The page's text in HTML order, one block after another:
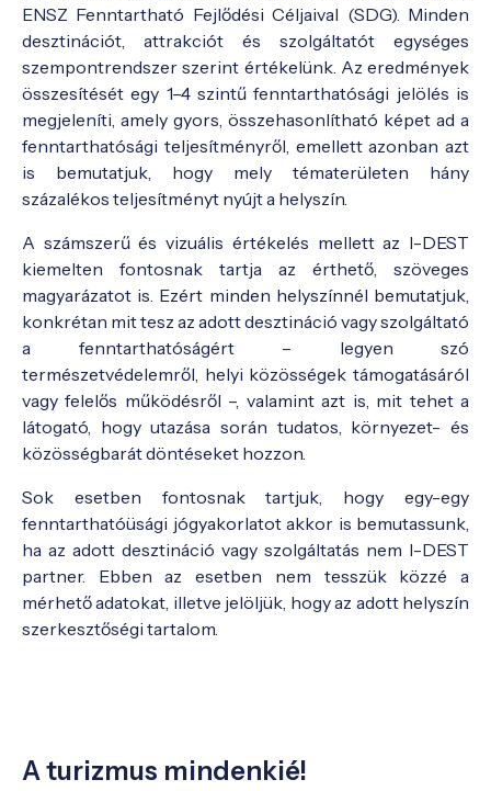
ENSZ Fenntartható Fejlődési Céljaival (SDG). Minden
desztinációt, attrakciót és szolgáltatót egységes
szempontrendszer szerint értékelünk. Az eredmények
összesítését egy 1–4 szintű fenntarthatósági jelölés is
megjeleníti, amely gyors, összehasonlítható képet ad a
fenntarthatósági teljesítményről, emellett azonban azt
is bemutatjuk, hogy mely tématerületen hány
százalékos teljesítményt nyújt a helyszín.
A számszerű és vizuális értékelés mellett az I-DEST
kiemelten fontosnak tartja az érthető, szöveges
magyarázatot is. Ezért minden helyszínnél bemutatjuk,
konkrétan mit tesz az adott desztináció vagy szolgáltató
a fenntarthatóságért – legyen szó
természetvédelemről, helyi közösségek támogatásáról
vagy felelős működésről –, valamint azt is, mit tehet a
látogató, hogy utazása során tudatos, környezet- és
közösségbarát döntéseket hozzon.
Sok esetben fontosnak tartjuk, hogy egy-egy
fenntarthatóüsági jógyakorlatot akkor is bemutassunk,
ha az adott desztináció vagy szolgáltatás nem I-DEST
partner. Ebben az esetben nem tesszük közzé a
mérhető adatokat, illetve jelöljük, hogy az adott helyszín
szerkesztőségi tartalom.
A turizmus mindenkié!